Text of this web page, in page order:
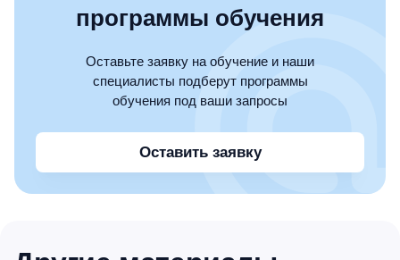
программы обучения
Оставьте заявку на обучение и наши
специалисты подберут программы
обучения под ваши запросы
Оставить заявку